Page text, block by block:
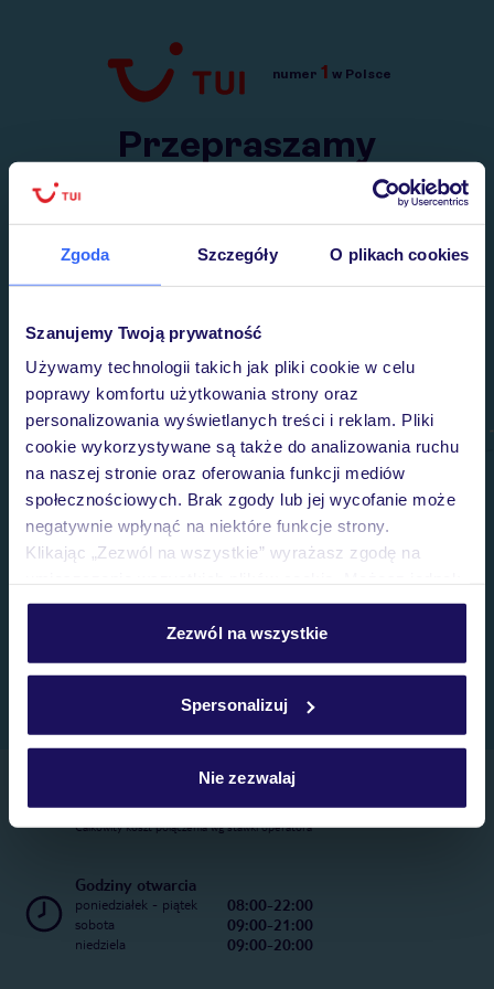
Zgoda Szczegóły O plikach cookies
Szanujemy Twoją prywatność
Używamy technologii takich jak pliki cookie w celu
poprawy komfortu użytkowania strony oraz
personalizowania wyświetlanych treści i reklam. Pliki
cookie wykorzystywane są także do analizowania ruchu
na naszej stronie oraz oferowania funkcji mediów
społecznościowych. Brak zgody lub jej wycofanie może
negatywnie wpłynąć na niektóre funkcje strony.
Klikając „Zezwól na wszystkie” wyrażasz zgodę na
personalizować swój wybór wchodząc w zakładkę
Szczegółowe informacje o plikach cookie znajdziesz
Zezwól na wszystkie
Spersonalizuj
Nie zezwalaj
Przejdź do TUI.pl
numer 1 w Polsce
Przepraszamy
Wysłaliśmy nasz serwis na krótkie wakacje.
Telefoniczne Centrum Rezerwacji
22 270 31 20
Całkowity koszt połączenia wg stawki operatora
Godziny otwarcia
poniedziałek - piątek 08:00-22:00
sobota 09:00-21:00
niedziela 09:00-20:00